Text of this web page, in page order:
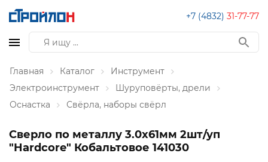
+7 (4832) 31-77-77
Главная Каталог
Инструмент
Электроинструмент
Шуруповёрты, дрели
Оснастка
Свёрла, наборы свёрл
Сверло по металлу 3.0х61мм 2шт/уп
"Hardcore" Кобальтовое 141030